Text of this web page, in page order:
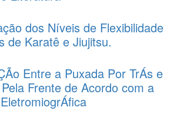
dos Níveis de Flexibilidade
de Karatê e Jiujitsu.
Entre a Puxada Por TrÁs e
Frente de Acordo com a